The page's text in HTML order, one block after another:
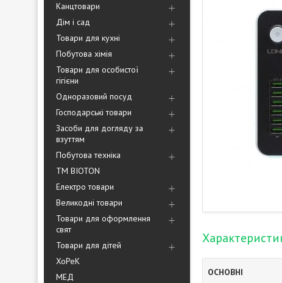
Канцтовари
Дім і сад
Товари для кухні
Побутова хімія
Товари для особистої
гігієни
Одноразовий посуд
Господарські товари
Засоби для догляду за
взуттям
Побутова техніка
ТМ BIOTON
Електро товари
Великодні товари
Товари для оформлення
свят
Товари для дітей
ХоРеК
МЕД
ОСНОВНІ